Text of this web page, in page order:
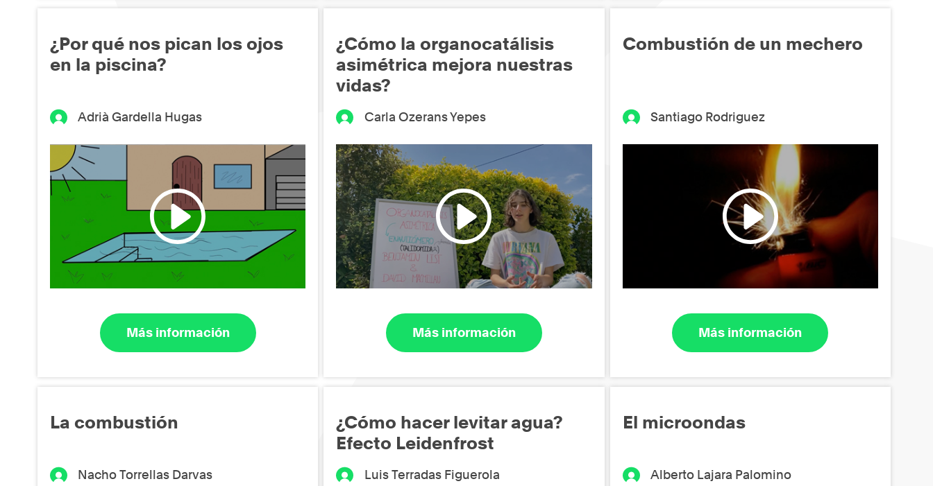
¿Por qué nos pican los ojos
en la piscina?
Adrià Gardella Hugas
Más información
¿Cómo la organocatálisis
asimétrica mejora nuestras
vidas?
Carla Ozerans Yepes
Más información
Combustión de un mechero
Santiago Rodriguez
Más información
La combustión
Nacho Torrellas Darvas
¿Cómo hacer levitar agua?
Efecto Leidenfrost
Luis Terradas Figuerola
El microondas
Alberto Lajara Palomino